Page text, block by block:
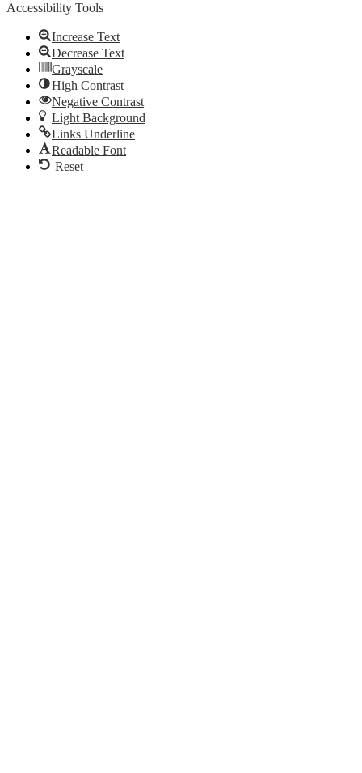
Accessibility Tools
Increase Text
Decrease Text
Grayscale
High Contrast
Negative Contrast
Light Background
Links Underline
Readable Font
Reset